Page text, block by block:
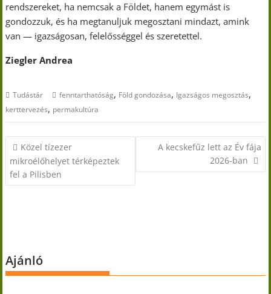
rendszereket, ha nemcsak a Földet, hanem egymást is
gondozzuk, és ha megtanuljuk megosztani mindazt, amink
van — igazságosan, felelősséggel és szeretettel.
Ziegler Andrea
Tudástár fenntarthatóság, Föld gondozása, Igazságos megosztás,
kerttervezés, permakultúra
Bejegyzés
navigáció
Közel tízezer
mikroélőhelyet térképeztek
fel a Pilisben
A kecskefűz lett az Év fája
2026-ban
Ajánló